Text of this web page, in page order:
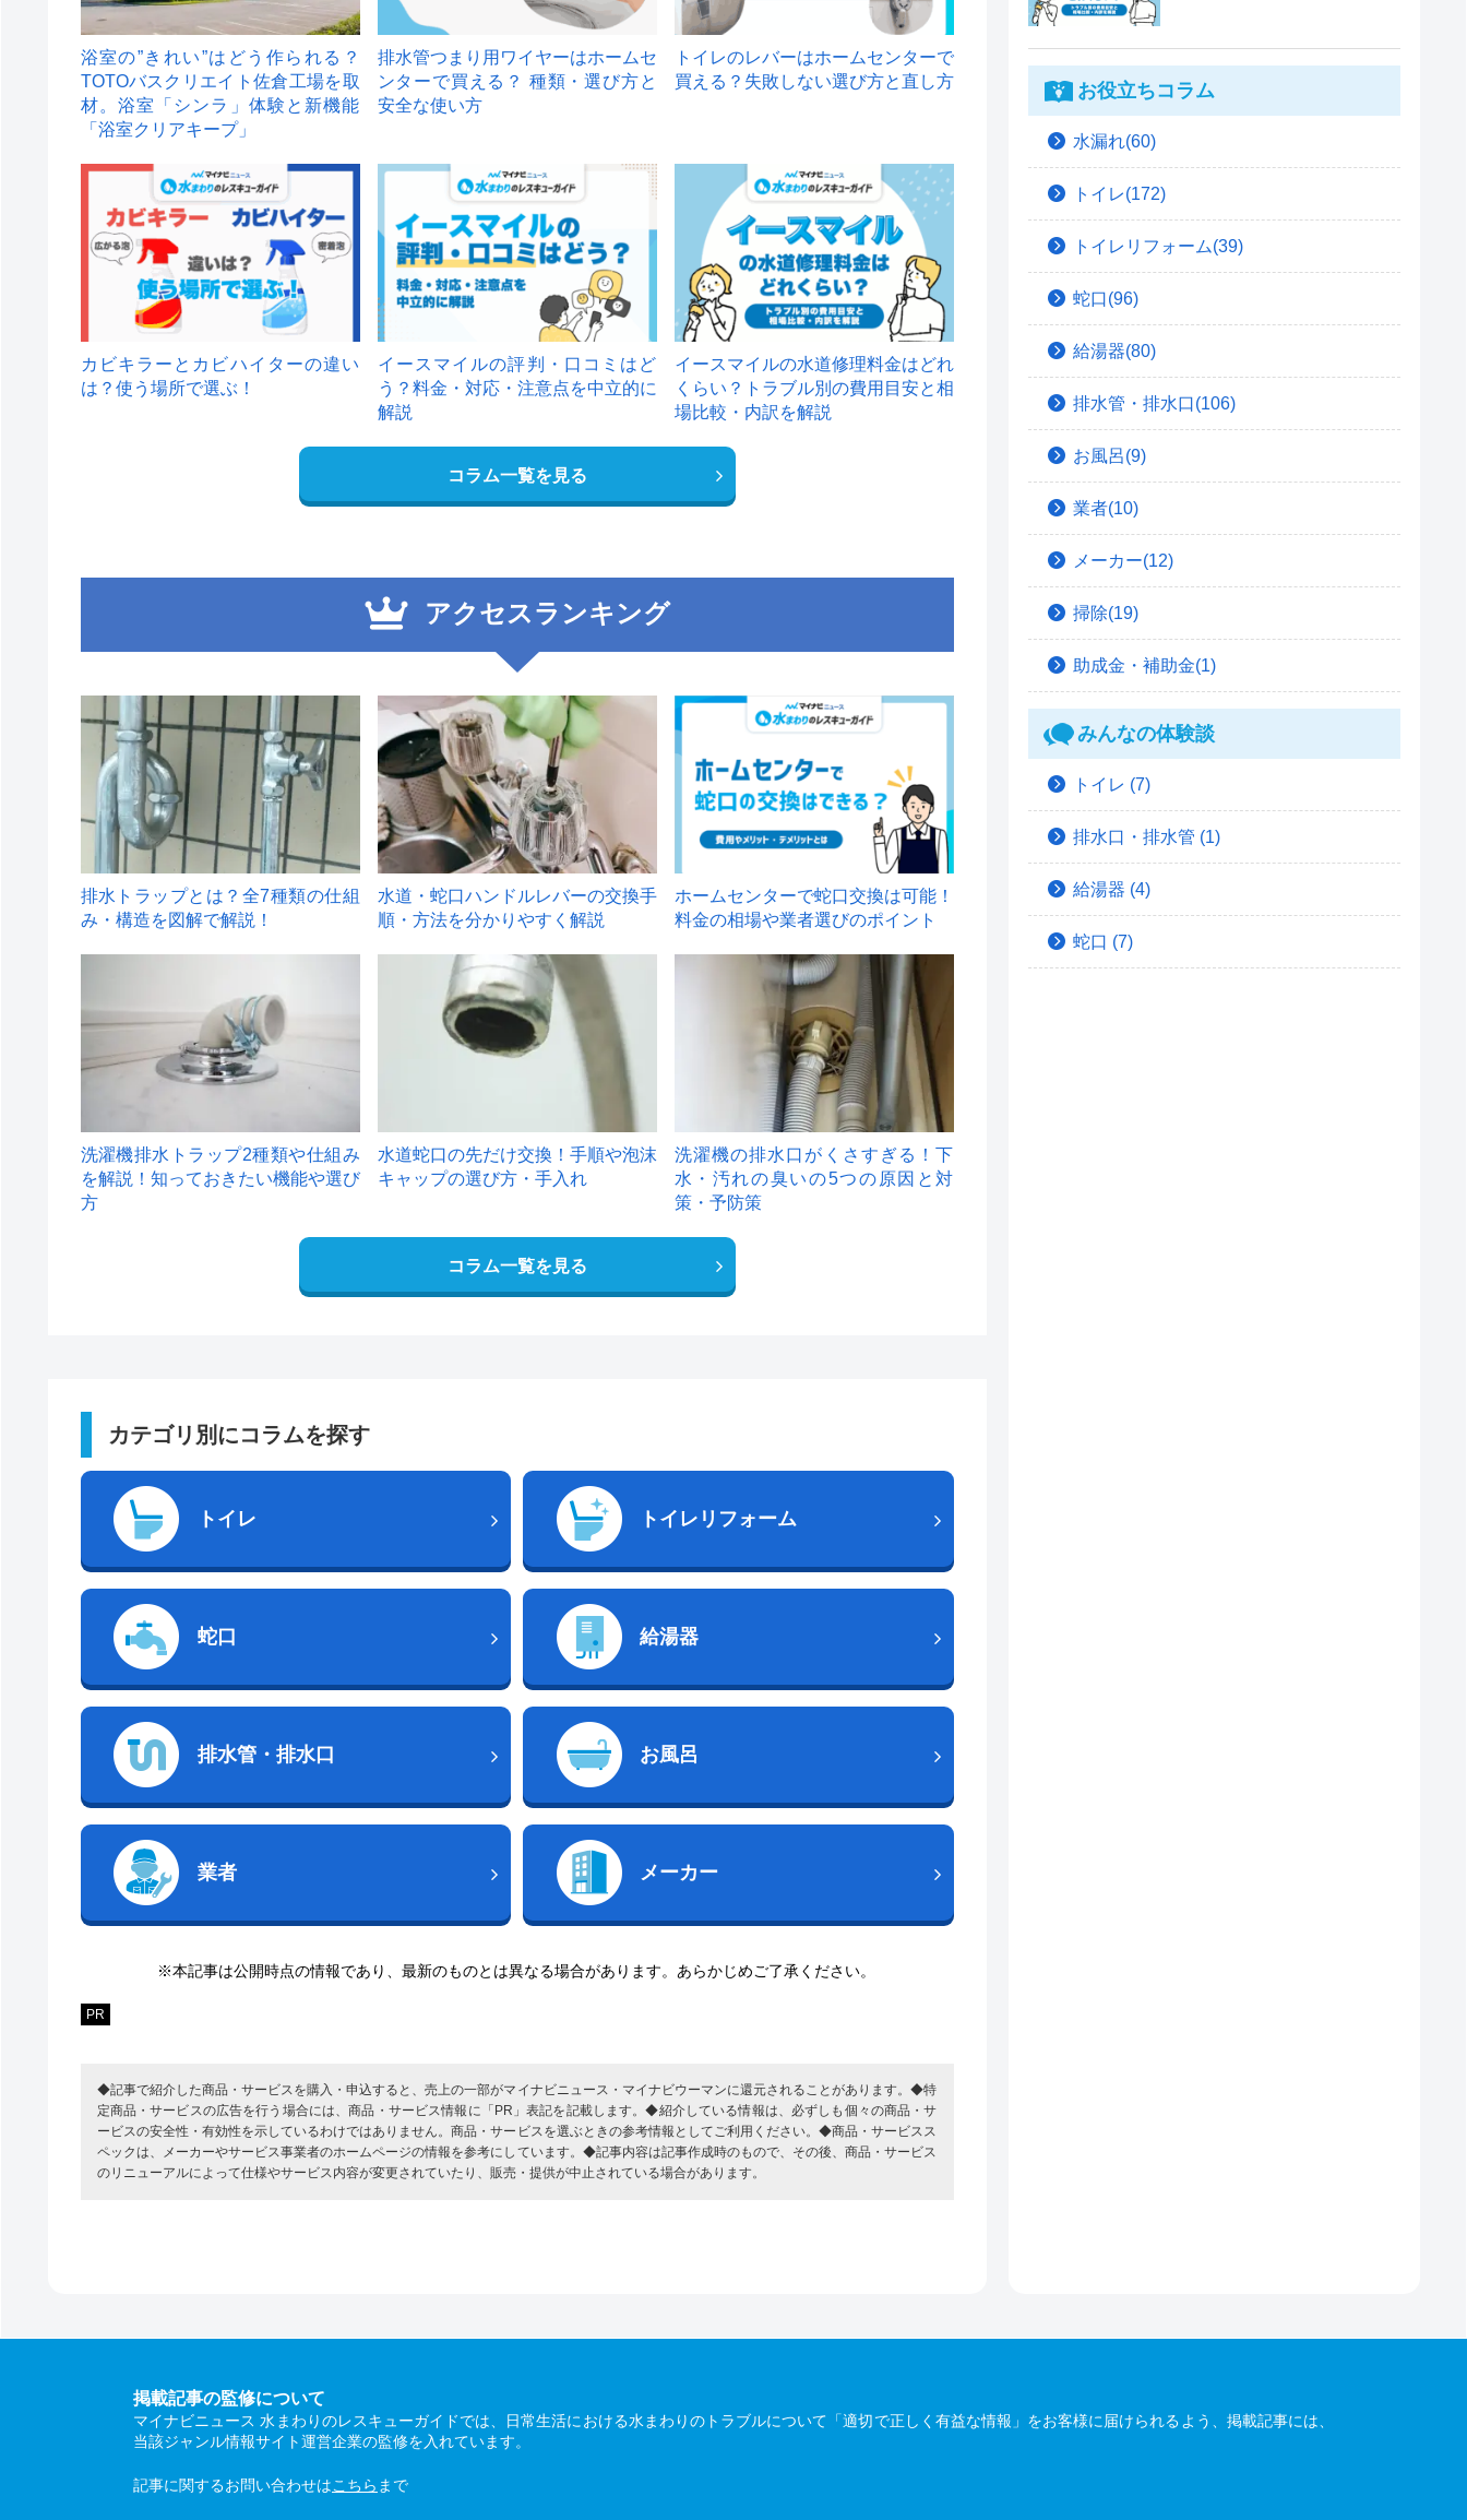
浴室の”きれい”はどう作られる？
TOTOバスクリエイト佐倉工場を取
材。浴室「シンラ」体験と新機能
「浴室クリアキープ」
排水管つまり用ワイヤーはホームセ
ンターで買える？ 種類・選び方と
安全な使い方
トイレのレバーはホームセンターで
買える？失敗しない選び方と直し方
カビキラーとカビハイターの違い
は？使う場所で選ぶ！
イースマイルの評判・口コミはど
う？料金・対応・注意点を中立的に
解説
イースマイルの水道修理料金はどれ
くらい？トラブル別の費用目安と相
場比較・内訳を解説
コラム一覧を見る
アクセスランキング
1
排水トラップとは？全7種類の仕組
み・構造を図解で解説！
2
水道・蛇口ハンドルレバーの交換手
順・方法を分かりやすく解説
ホームセンターで蛇口交換は可能！
料金の相場や業者選びのポイント
洗濯機排水トラップ2種類や仕組み
を解説！知っておきたい機能や選び
方
水道蛇口の先だけ交換！手順や泡沫
キャップの選び方・手入れ
洗濯機の排水口がくさすぎる！下
水・汚れの臭いの5つの原因と対
策・予防策
コラム一覧を見る
カテゴリ別にコラムを探す
トイレ トイレリフォーム
蛇口 給湯器
排水管・排水口 お風呂
業者 メーカー
※本記事は公開時点の情報であり、最新のものとは異なる場合があります。あらかじめご了承ください。
PR
◆記事で紹介した商品・サービスを購入・申込すると、売上の一部がマイナビニュース・マイナビウーマンに還元されることがあります。◆特
定商品・サービスの広告を行う場合には、商品・サービス情報に「PR」表記を記載します。◆紹介している情報は、必ずしも個々の商品・サ
ービスの安全性・有効性を示しているわけではありません。商品・サービスを選ぶときの参考情報としてご利用ください。◆商品・サービスス
ペックは、メーカーやサービス事業者のホームページの情報を参考にしています。◆記事内容は記事作成時のもので、その後、商品・サービス
のリニューアルによって仕様やサービス内容が変更されていたり、販売・提供が中止されている場合があります。
お役立ちコラム
水漏れ(60)
トイレ(172)
トイレリフォーム(39)
蛇口(96)
給湯器(80)
排水管・排水口(106)
お風呂(9)
業者(10)
メーカー(12)
掃除(19)
助成金・補助金(1)
みんなの体験談
トイレ (7)
排水口・排水管 (1)
給湯器 (4)
蛇口 (7)
掲載記事の監修について
マイナビニュース 水まわりのレスキューガイドでは、日常生活における水まわりのトラブルについて「適切で正しく有益な情報」をお客様に届けられるよう、掲載記事には、
当該ジャンル情報サイト運営企業の監修を入れています。
記事に関するお問い合わせはこちら まで